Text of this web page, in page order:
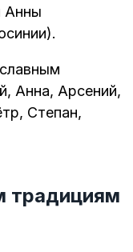
Анны
Анна, Арсений,
Степан,
традициям